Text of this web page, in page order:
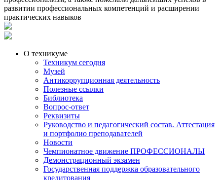
развитии профессиональных компетенций и расширении
практических навыков
О техникуме
Техникум сегодня
Музей
Антикоррупционная деятельность
Полезные ссылки
Библиотека
Вопрос-ответ
Реквизиты
Руководство и педагогический состав. Аттестация
и портфолио преподавателей
Новости
Чемпионатное движение ПРОФЕССИОНАЛЫ
Демонстрационный экзамен
Государственная поддержка образовательного
кредитования